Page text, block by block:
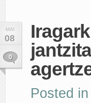
MAI
08
0
Posted in